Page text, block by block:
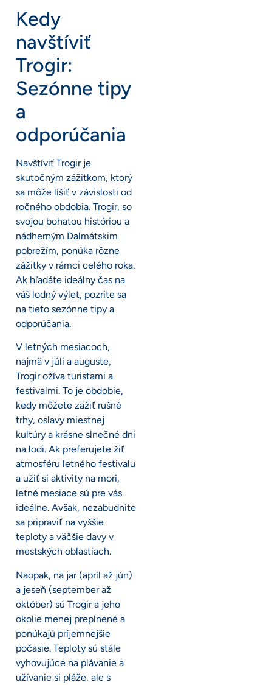
Kedy
navštíviť
Trogir:
Sezónne tipy
a
odporúčania
Navštíviť Trogir je
skutočným zážitkom, ktorý
sa môže líšiť v závislosti od
ročného obdobia. Trogir, so
svojou bohatou históriou a
nádherným Dalmátskim
pobrežím, ponúka rôzne
zážitky v rámci celého roka.
Ak hľadáte ideálny čas na
váš lodný výlet, pozrite sa
na tieto sezónne tipy a
odporúčania.
V letných mesiacoch,
najmä v júli a auguste,
Trogir ožíva turistami a
festivalmi. To je obdobie,
kedy môžete zažiť rušné
trhy, oslavy miestnej
kultúry a krásne slnečné dni
na lodi. Ak preferujete žiť
atmosféru letného festivalu
a užiť si aktivity na mori,
letné mesiace sú pre vás
ideálne. Avšak, nezabudnite
sa pripraviť na vyššie
teploty a väčšie davy v
mestských oblastiach.
Naopak, na jar (apríl až jún)
a jeseň (september až
október) sú Trogir a jeho
okolie menej preplnené a
ponúkajú príjemnejšie
počasie. Teploty sú stále
vyhovujúce na plávanie a
užívanie si pláže, ale s